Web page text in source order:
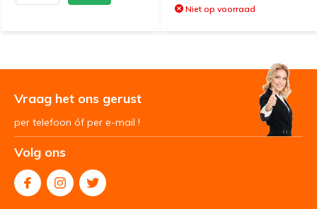
Niet op voorraad
Vraag het ons gerust
per telefoon óf per e-mail !
Volg ons